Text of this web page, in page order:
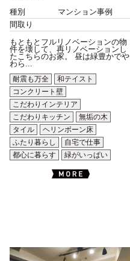
種別
マンション事例
間取り
もともとフルリノベーションの物
件を壊して、再リノベーションし
たこちらのお家。 昼は緑豊かでや
わら...
耐震も万全
和テイスト
コンクリート壁
こだわりインテリア
こだわりキッチン
無垢の木
タイル
ヘリンボーン床
ふたり暮らし
自宅で仕事
都心に暮らす
緑がいっぱい